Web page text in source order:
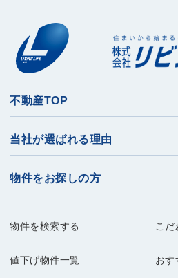
不動産TOP
当社が選ばれる理由
物件をお探しの方
物件を検索する こだ
値下げ物件一覧 おす